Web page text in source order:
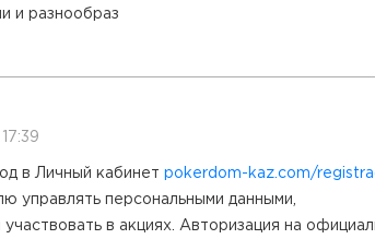
и разнообраз
в Личный кабинет pokerdom-kaz.com/
управлять персональными данными,
в акциях. Авторизация на